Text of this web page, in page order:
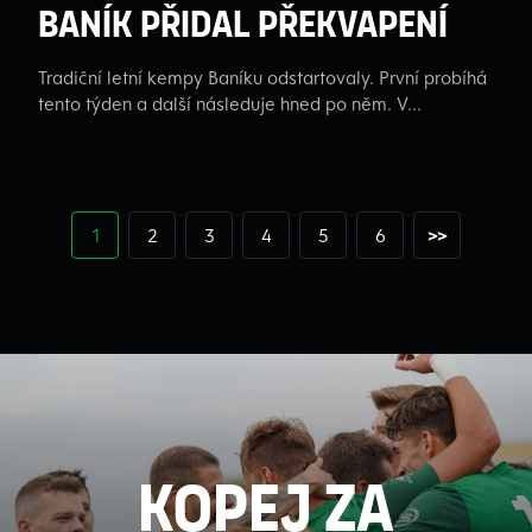
Baník přidal překvapení
Tradiční letní kempy Baníku odstartovaly. První probíhá
tento týden a další následuje hned po něm. V...
1 2 3 4 5 6 >>
kopej za